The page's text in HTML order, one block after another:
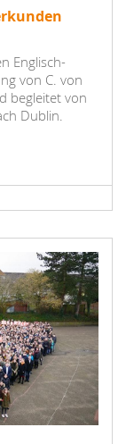
Englisch-
von C. von
begleitet von
Dublin.